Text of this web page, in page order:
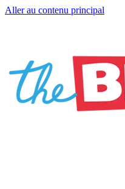
Aller au contenu principal